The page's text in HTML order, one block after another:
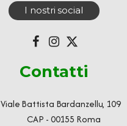
I nostri social
Contatti
Viale Battista Bardanzellu, 109
CAP - 00155 Roma